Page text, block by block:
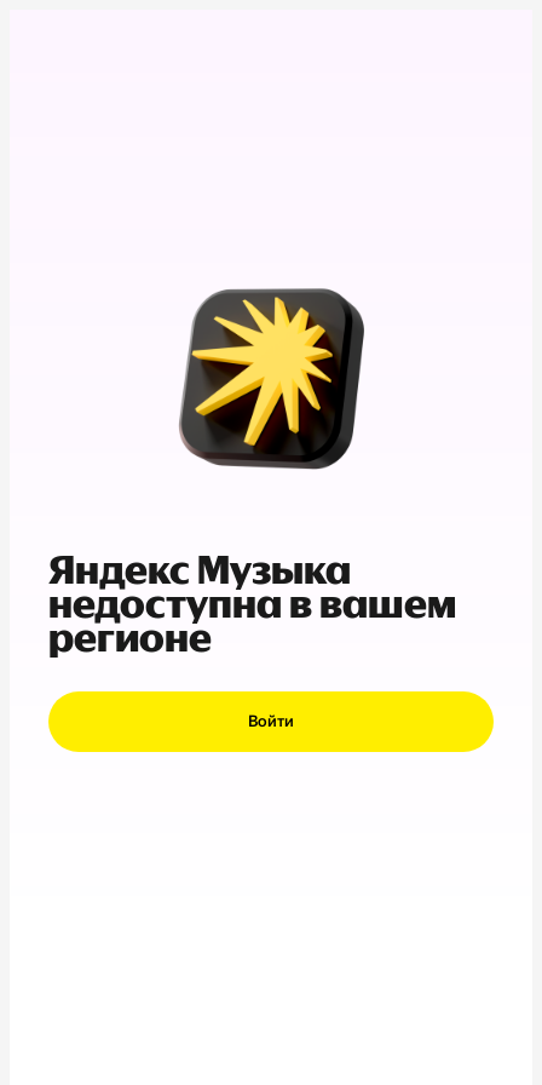
Яндекс Музыка
недоступна в вашем
регионе
Войти